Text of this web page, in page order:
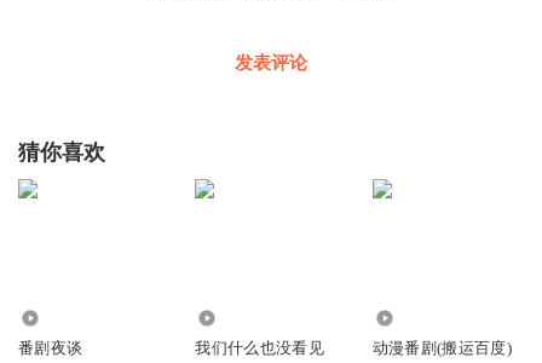
发表评论
猜你喜欢
番剧夜谈 我们什么也没看见 动漫番剧(搬运百度)